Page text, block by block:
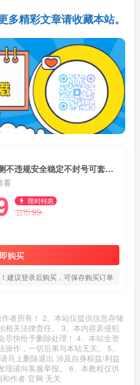
多精彩文章请收藏本站。
2025关于男粉的引流方式实测不违规安全稳定不封号可套到各个行业中变文案即可
看
限时特惠
云币99
购买
建议登录后购买，可保存购买订单
者所有！ 2、本站仅提供信息存储
相关法律责任。 3、本内容若侵犯
尽快给予删除处理！ 4、本站全资
作，一切后果与本站无关。 5、
马上删除退出 涉及自身权益/利益
现请向客服举报。 6、本教程仅供
作者 官网 无关